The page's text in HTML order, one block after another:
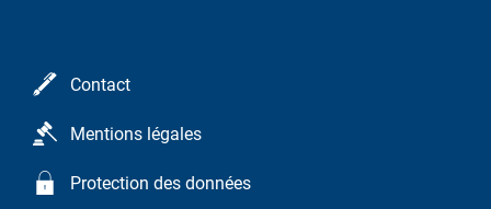
Contact
Mentions légales
Protection des données